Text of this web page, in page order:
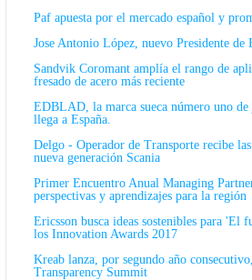
Paf apuesta por el mercado español y
Jose Antonio López, nuevo Presidente de
Sandvik Coromant amplía el rango de
fresado de acero más reciente
EDBLAD, la marca sueca número uno
llega a España.
Delgo - Operador de Transporte recibe
nueva generación Scania
Primer Encuentro Anual Managing
perspectivas y aprendizajes para la región
Ericsson busca ideas sostenibles para 'El
los Innovation Awards 2017
Kreab lanza, por segundo año
Transparency Summit